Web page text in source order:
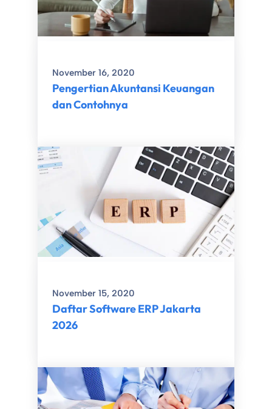
November 16, 2020
Pengertian Akuntansi Keuangan
dan Contohnya
November 15, 2020
Daftar Software ERP Jakarta
2026